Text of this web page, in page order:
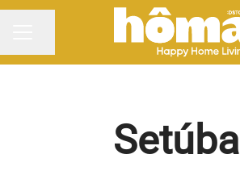
MENU DE CARREIRAS
Partilhar página
Setúbal